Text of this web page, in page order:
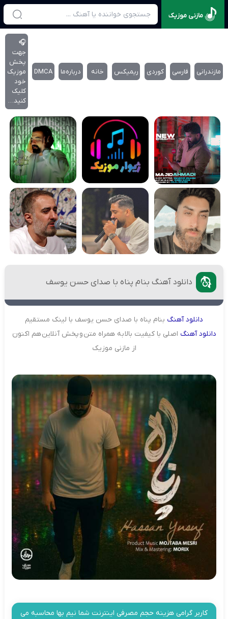
مازنی موزیک
مازندرانی فارسی کوردی ریمیکس خانه درباره‌‌ما DMCA
🎧
جهت
پخش
موزیک
خود
کلیک
کنید…
دانلود آهنگ بنام پناه با صدای حسن یوسف
دانلودآهنگ بنام پناه با صدای حسن یوسف با لینک مستقیم
دانلودآهنگ اصلی با کیفیت بالا به همراه متن و پخش آنلاین هم اکنون
از مازنی موزیک
کاربر گرامی هزینه حجم مصرفی اینترنت شما نیم بها محاسبه می